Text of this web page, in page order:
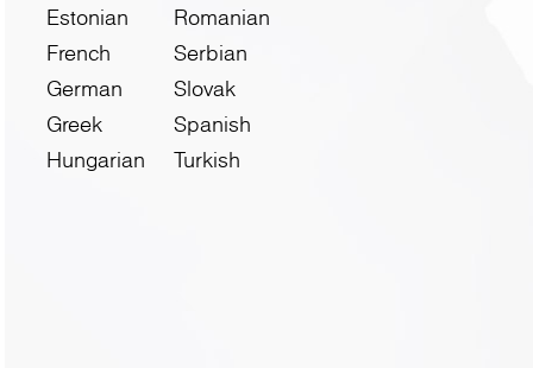
Estonian
French
German
Greek
Hungarian
Romanian
Serbian
Slovak
Spanish
Turkish